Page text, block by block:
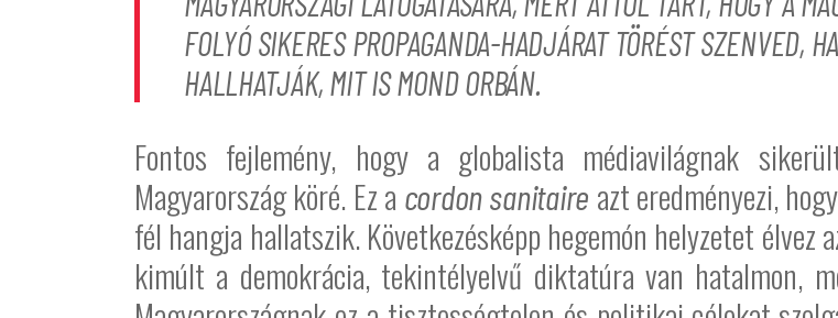
FOLYÓ SIKERES PROPAGANDA-HADJÁRAT TÖRÉST SZENVED,
HALLHATJÁK, MIT IS MOND ORBÁN.
Fontos fejlemény, hogy a globalista médiavilágnak
Magyarország köré. Ez a cordon sanitaire azt eredményezi,
fél hangja hallatszik. Következésképp hegemón helyzetet élvez
kimúlt a demokrácia, tekintélyelvű diktatúra van hatalmon,